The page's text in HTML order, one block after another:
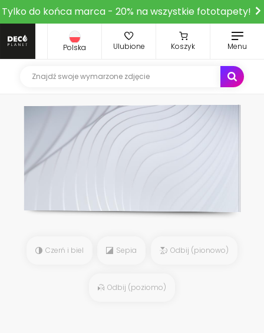
Tylko do końca marca - 20% na wszystkie fototapety!
Polska Ulubione Koszyk Menu
Czerń i biel Sepia Odbij (pionowo)
Odbij (poziomo)